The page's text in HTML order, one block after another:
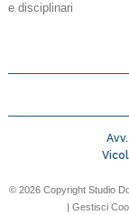
e disciplinari
© 2026 Copyright Studio
Gestisci